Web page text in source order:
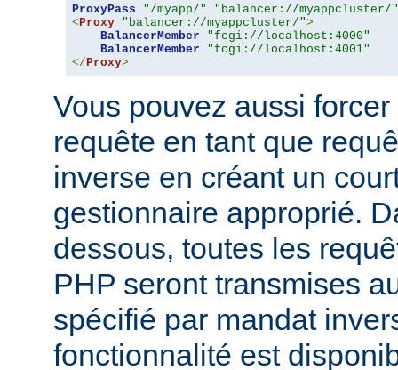
ProxyPass "/myapp/"
"balancer://myappcluster/"
< Proxy "balancer://myappcluster/">
BalancerMember
"fcgi://localhost:4000"
BalancerMember
"fcgi://localhost:4001"
</ Proxy>
Vous pouvez aussi
requête en tant que
inverse en créant un
gestionnaire approprié.
dessous, toutes les
PHP seront transmises
spécifié par mandat
fonctionnalité est